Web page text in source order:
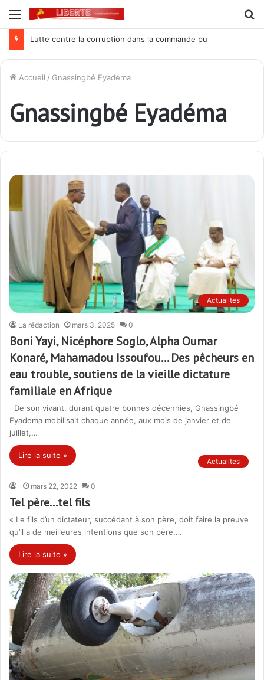
Menu
Accueil / Gnassingbé Eyadéma
Gnassingbé Eyadéma
Actualites
La rédaction mars 3, 2025 0
Boni Yayi, Nicéphore Soglo, Alpha Oumar
Konaré, Mahamadou Issoufou… Des pêcheurs en
eau trouble, soutiens de la vieille dictature
familiale en Afrique
De son vivant, durant quatre bonnes décennies, Gnassingbé
Eyadema mobilisait chaque année, aux mois de janvier et de
juillet,…
Lire la suite »
Actualites
mars 22, 2022 0
Tel père…tel fils
« Le fils d’un dictateur, succédant à son père, doit faire la preuve
qu’il a de meilleures intentions que son père.…
Lire la suite »